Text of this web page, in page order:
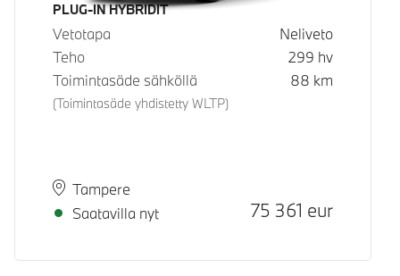
Käyttövoima
PLUG-IN HYBRIDIT
Vetotapa
Neliveto
Teho
299 hv
Toimintasäde sähköllä
(Toimintasäde yhdistetty WLTP)
88 km
Paikkakunta
Tampere
Toimitusaika
Saatavilla nyt
Hinta
75 361 eur